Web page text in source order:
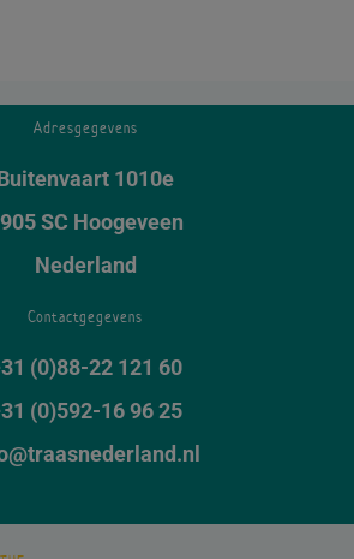
Adresgegevens
1010e
SC Hoogeveen
Nederland
Contactgegevens
(0)88-22 121 60
(0)592-16 96 25